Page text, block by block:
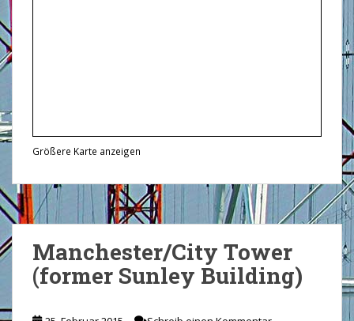
Größere Karte anzeigen
Manchester/City Tower
(former Sunley Building)